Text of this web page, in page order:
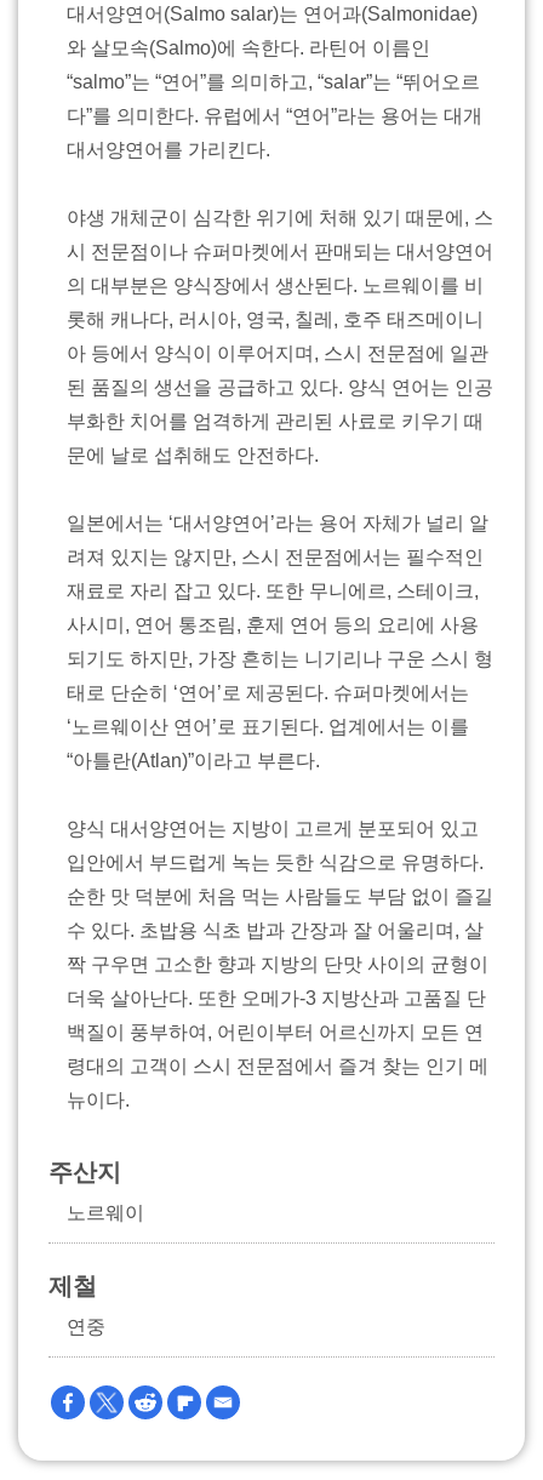
대서양연어(Salmo salar)는 연어과(Salmonidae)
와 살모속(Salmo)에 속한다. 라틴어 이름인
“salmo”는 “연어”를 의미하고, “salar”는 “뛰어오르
다”를 의미한다. 유럽에서 “연어”라는 용어는 대개
대서양연어를 가리킨다.
야생 개체군이 심각한 위기에 처해 있기 때문에, 스
시 전문점이나 슈퍼마켓에서 판매되는 대서양연어
의 대부분은 양식장에서 생산된다. 노르웨이를 비
롯해 캐나다, 러시아, 영국, 칠레, 호주 태즈메이니
아 등에서 양식이 이루어지며, 스시 전문점에 일관
된 품질의 생선을 공급하고 있다. 양식 연어는 인공
부화한 치어를 엄격하게 관리된 사료로 키우기 때
문에 날로 섭취해도 안전하다.
일본에서는 ‘대서양연어’라는 용어 자체가 널리 알
려져 있지는 않지만, 스시 전문점에서는 필수적인
재료로 자리 잡고 있다. 또한 무니에르, 스테이크,
사시미, 연어 통조림, 훈제 연어 등의 요리에 사용
되기도 하지만, 가장 흔히는 니기리나 구운 스시 형
태로 단순히 ‘연어’로 제공된다. 슈퍼마켓에서는
‘노르웨이산 연어’로 표기된다. 업계에서는 이를
“아틀란(Atlan)”이라고 부른다.
양식 대서양연어는 지방이 고르게 분포되어 있고
입안에서 부드럽게 녹는 듯한 식감으로 유명하다.
순한 맛 덕분에 처음 먹는 사람들도 부담 없이 즐길
수 있다. 초밥용 식초 밥과 간장과 잘 어울리며, 살
짝 구우면 고소한 향과 지방의 단맛 사이의 균형이
더욱 살아난다. 또한 오메가-3 지방산과 고품질 단
백질이 풍부하여, 어린이부터 어르신까지 모든 연
령대의 고객이 스시 전문점에서 즐겨 찾는 인기 메
뉴이다.
주산지
노르웨이
제철
연중